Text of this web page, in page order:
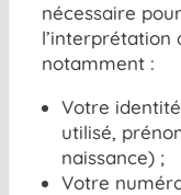
nécessaire
l’interprétation
notamment :
Votre
utilisé,
naissance) ;
Votre